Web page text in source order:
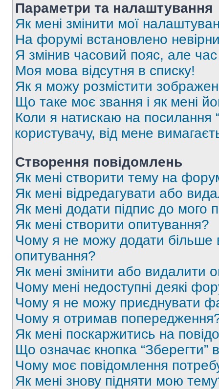
Параметри та налаштування
Як мені змінити мої
На форумі встановлено
Я змінив часовий пояс, але
Моя мова відсутня в списку!
Як я можу розмістити
Що таке моє звання і як мені
Коли я натискаю на посилання
користувачу, від мене
Створення повідомлень
Як мені створити тему на
Як мені відредагувати або
Як мені додати підпис до мого
Як мені створити опитування?
Чому я не можу додати більше
опитування?
Як мені змінити або видалити
Чому мені недоступні деякі
Чому я не можу приєднувати
Чому я отримав
Як мені поскаржитись на
Що означає кнопка
Чому моє повідомлення
Як мені знову підняти мою